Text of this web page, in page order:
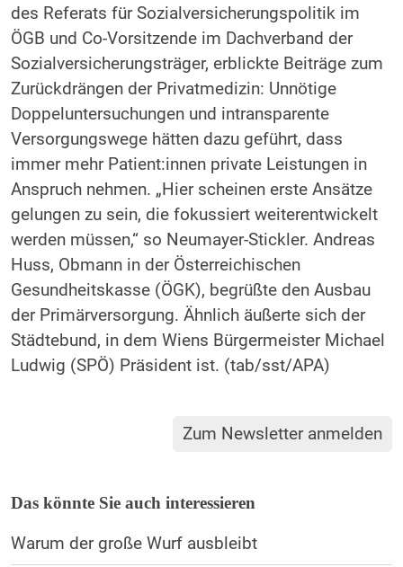
des Referats für Sozialversicherungspolitik im
ÖGB und Co-Vorsitzende im Dachverband der
Sozialversicherungsträger, erblickte Beiträge zum
Zurückdrängen der Privatmedizin: Unnötige
Doppeluntersuchungen und intransparente
Versorgungswege hätten dazu geführt, dass
immer mehr Patient:innen private Leistungen in
Anspruch nehmen. „Hier scheinen erste Ansätze
gelungen zu sein, die fokussiert weiterentwickelt
werden müssen,“ so Neumayer-Stickler. Andreas
Huss, Obmann in der Österreichischen
Gesundheitskasse (ÖGK), begrüßte den Ausbau
der Primärversorgung. Ähnlich äußerte sich der
Städtebund, in dem Wiens Bürgermeister Michael
Ludwig (SPÖ) Präsident ist. (tab/sst/APA)
Zum Newsletter anmelden
Das könnte Sie auch interessieren
Warum der große Wurf ausbleibt